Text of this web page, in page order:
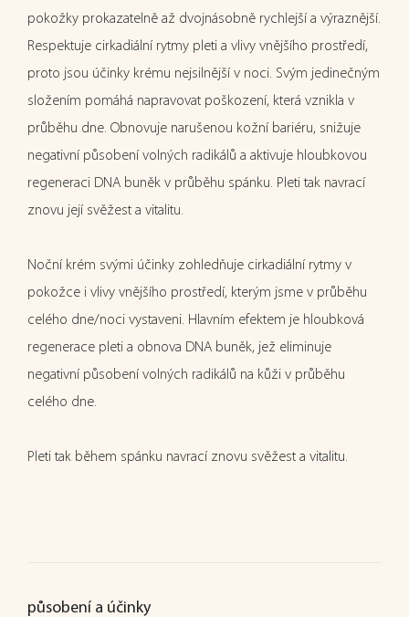
pokožky prokazatelně až dvojnásobně rychlejší a výraznější.
Respektuje cirkadiální rytmy pleti a vlivy vnějšího prostředí,
proto jsou účinky krému nejsilnější v noci. Svým jedinečným
složením pomáhá napravovat poškození, která vznikla v
průběhu dne. Obnovuje narušenou kožní bariéru, snižuje
negativní působení volných radikálů a aktivuje hloubkovou
regeneraci DNA buněk v průběhu spánku. Pleti tak navrací
znovu její svěžest a vitalitu.
Noční krém svými účinky zohledňuje cirkadiální rytmy v
pokožce i vlivy vnějšího prostředí, kterým jsme v průběhu
celého dne/noci vystaveni. Hlavním efektem je hloubková
regenerace pleti a obnova DNA buněk, jež eliminuje
negativní působení volných radikálů na kůži v průběhu
celého dne.
Pleti tak během spánku navrací znovu svěžest a vitalitu.
působení a účinky